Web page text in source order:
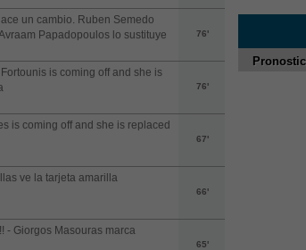
un cambio. Ruben Semedo
Papadopoulos lo sustituye
76'
is coming off and she is
76'
is coming off and she is replaced
67'
ve la tarjeta amarilla
66'
- Giorgos Masouras marca
65'